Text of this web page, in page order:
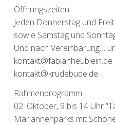
Öffnungszeiten
Jeden Donnerstag und
sowie Samstag und
Und nach Vereinbarung…
kontakt@krudebude.de
Rahmenprogramm
02. Oktober, 9 bis 14 Uhr
Mariannenparks mit